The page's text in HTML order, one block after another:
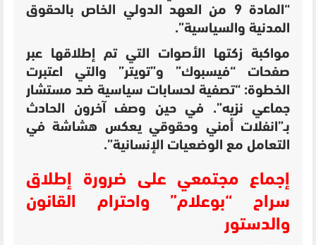
“المادة 9 من العهد الدولي الخاص بالحقوق
المدنية والسياسية”.
مواكبة زكتها الأصوات التي تم إطلاقها عبر
صفحات “فيسبوك” و”تويتر” والتي اعتبرت
الخطوة: “تصفية لحسابات سياسية ضد مستشار
جماعي نزيه”. في حين وصف آخرون الحادث
بـ”انفلات أمني وحقوقي يعكس هشاشة في
التعامل مع الوضعيات الإنسانية”.
إجماع مجتمعي على ضرورة إطلاق
سراح “بوعلام” واحترام القانون
والدستور